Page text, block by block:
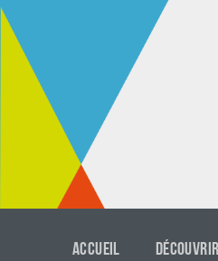
Aller
au
contenu
Passer
à
navigation
principale
Aller
au
footer
ACCUEIL